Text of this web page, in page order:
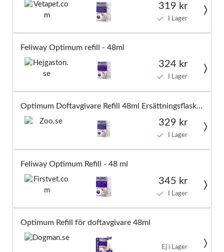
319 kr
I Lager
Feliway Optimum refill - 48ml
324 kr
I Lager
Optimum Doftavgivare Refill 48ml Ersättningsflaska
- Katt - Kattvård & Tillskott - Feromoner för katt -
329 kr
I Lager
Feliway Optimum Refill - 48 ml
345 kr
I Lager
Optimum Refill för doftavgivare 48ml
Ej i Lager